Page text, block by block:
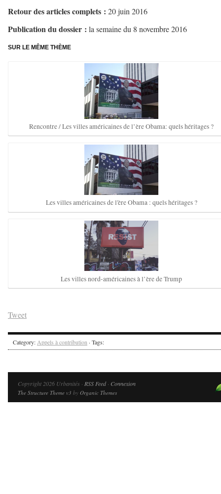
Retour des articles complets : 20 juin 2016
Publication du dossier : la semaine du 8 novembre 2016
SUR LE MÊME THÈME
Rencontre / Les villes américaines de l’ère Obama: quels héritages ?
Les villes américaines de l'ère Obama : quels héritages ?
Les villes nord-américaines à l’ère de Trump
Tweet
Category:Appels à contribution · Tags:
Copyright 2026 Urbanités · RSS Feed· Connexion
The Structure Theme v3 by Organic Themes